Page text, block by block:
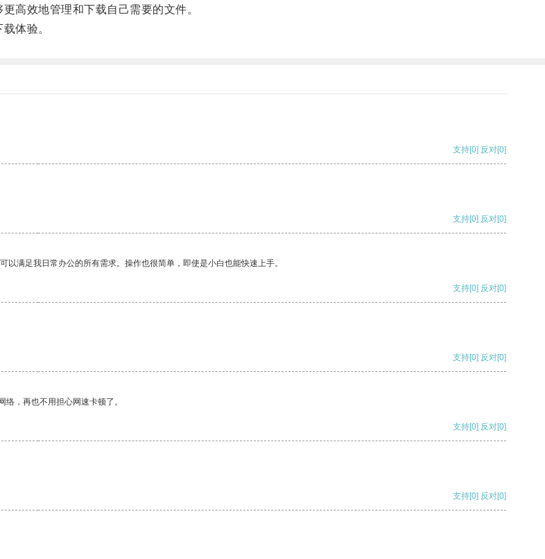
效地管理和下载自己需要的文件。
体验。
支持[0] 反对[0]
支持[0] 反对[0]
满足我日常办公的所有需求。操作也很简单，即使是小白也能快速上手。
支持[0] 反对[0]
支持[0] 反对[0]
，再也不用担心网速卡顿了。
支持[0] 反对[0]
支持[0] 反对[0]